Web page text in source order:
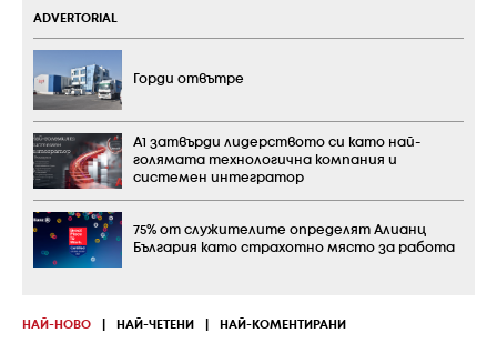
НАЙ-НОВО НАЙ-ЧЕТЕНИ НАЙ-КОМЕНТИРАНИ
ADVERTORIAL
Горди отвътре
А1 затвърди лидерството си като най-
голямата технологична компания и
системен интегратор
75% от служителите определят Алианц
България като страхотно място за работа